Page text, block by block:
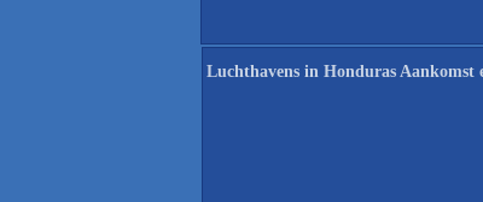
Luchthavens in Honduras Aankomst